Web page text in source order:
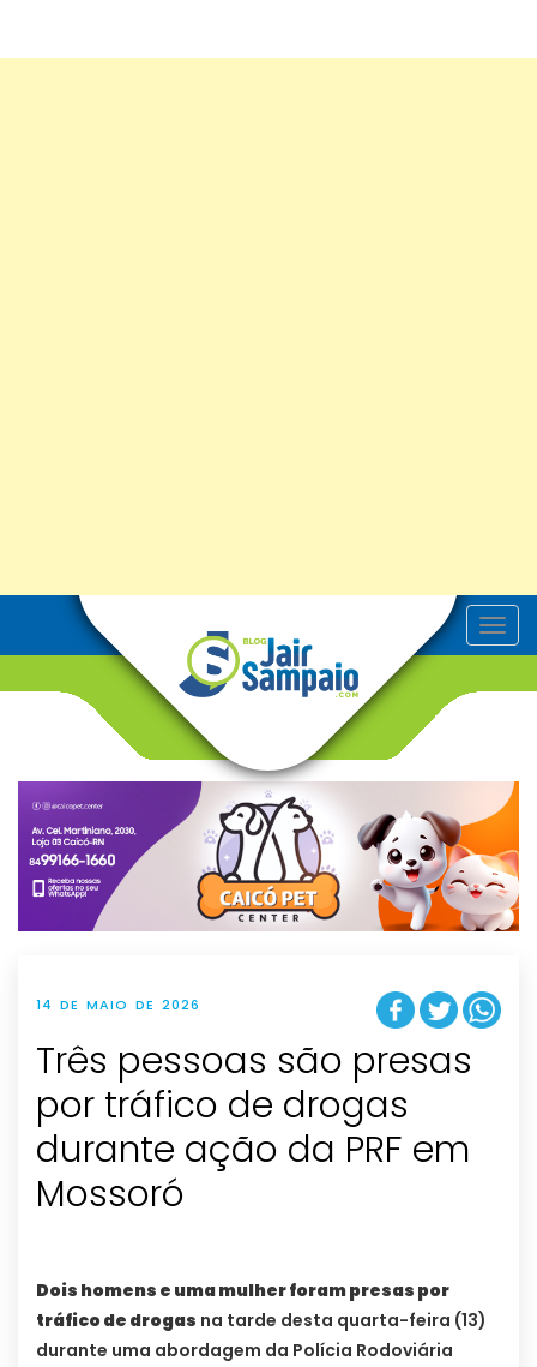
T
o
v
g
t
i
o
n
14 DE MAIO DE 2026
Três pessoas são presas
por tráfico de drogas
durante ação da PRF em
Mossoró
Dois homens e uma mulher foram presas por
tráfico de drogas na tarde desta quarta-feira (13)
durante uma abordagem da Polícia Rodoviária